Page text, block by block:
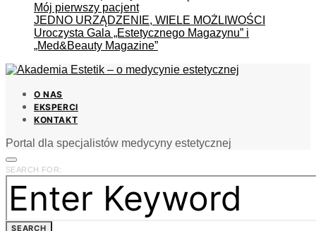
Mój pierwszy pacjent
JEDNO URZĄDZENIE, WIELE MOŻLIWOŚCI
Uroczysta Gala „Estetycznego Magazynu” i
„Med&Beauty Magazine”
O NAS
EKSPERCI
KONTAKT
Portal dla specjalistów medycyny estetycznej
SEARCH FOR:
SEARCH